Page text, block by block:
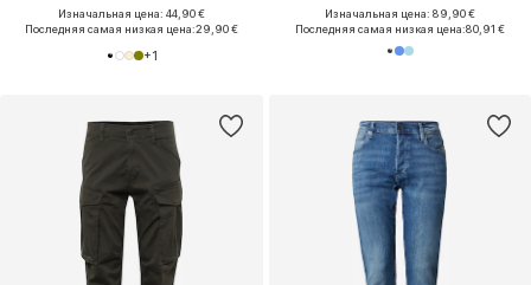
Изначальная цена: 44,90 €
Последняя самая низкая цена:29,90 €
+1
Изначальная цена: 89,90 €
Последняя самая низкая цена:80,91 €